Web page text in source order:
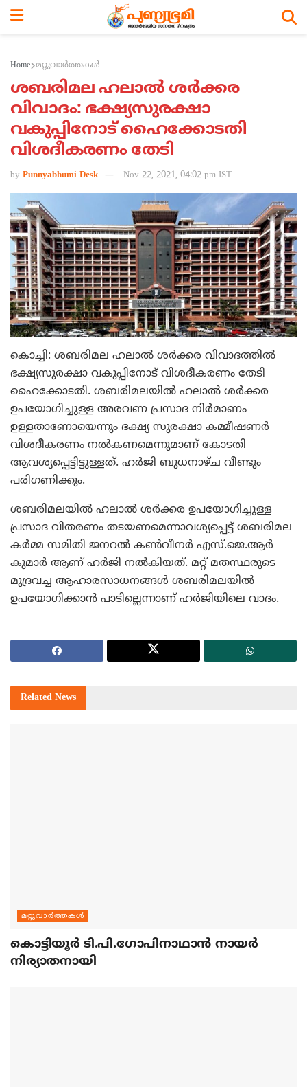
Home മറ്റുവാര്‍ത്തകള്‍
ശബരിമല ഹലാല്‍ ശര്‍ക്കര
വിവാദം: ഭക്ഷ്യസുരക്ഷാ
വകുപ്പിനോട് ഹൈക്കോടതി
വിശദീകരണം തേടി
by Punnyabhumi Desk Nov 22, 2021, 04:02 pm IST
കൊച്ചി: ശബരിമല ഹലാല്‍ ശര്‍ക്കര വിവാദത്തില്‍
ഭക്ഷ്യസുരക്ഷാ വകുപ്പിനോട് വിശദീകരണം തേടി
ഹൈക്കോടതി. ശബരിമലയില്‍ ഹലാല്‍ ശര്‍ക്കര
ഉപയോഗിച്ചുള്ള അരവണ പ്രസാദ നിര്‍മാണം
ഉള്ളതാണോയെന്നും ഭക്ഷ്യ സുരക്ഷാ കമ്മീഷണര്‍
വിശദീകരണം നല്‍കണമെന്നുമാണ് കോടതി
ആവശ്യപ്പെട്ടിട്ടുള്ളത്. ഹര്‍ജി ബുധനാഴ്ച വീണ്ടും
പരിഗണിക്കും.
ശബരിമലയില്‍ ഹലാല്‍ ശര്‍ക്കര ഉപയോഗിച്ചുള്ള
പ്രസാദ വിതരണം തടയണമെന്നാവശ്യപ്പെട്ട് ശബരിമല
കര്‍മ്മ സമിതി ജനറല്‍ കണ്‍വീനര്‍ എസ്.ജെ.ആര്‍
കുമാര്‍ ആണ് ഹര്‍ജി നല്‍കിയത്. മറ്റ് മതസ്ഥരുടെ
മുദ്രവച്ച ആഹാരസാധനങ്ങള്‍ ശബരിമലയില്‍
ഉപയോഗിക്കാന്‍ പാടില്ലെന്നാണ് ഹര്‍ജിയിലെ വാദം.
Related News
മറ്റുവാര്‍ത്തകള്‍
കൊട്ടിയൂര്‍ ടി.പി.ഗോപിനാഥാന്‍ നായര്‍
നിര്യാതനായി